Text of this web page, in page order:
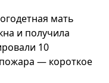
мать
и получила
10
— короткое